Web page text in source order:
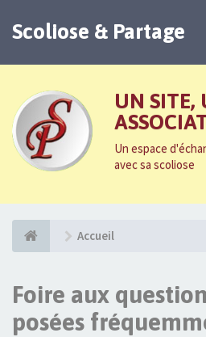
Scoliose & Partage
UN SITE,
Un espace
avec sa scoliose
Accueil
Foire aux
posées